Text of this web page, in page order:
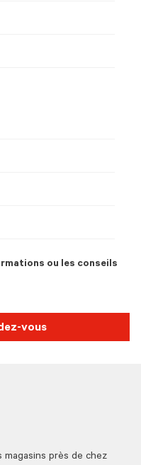
ou les conseils
vous
près de chez